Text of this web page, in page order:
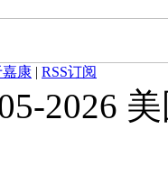
嘉康 | RSS订阅
2026